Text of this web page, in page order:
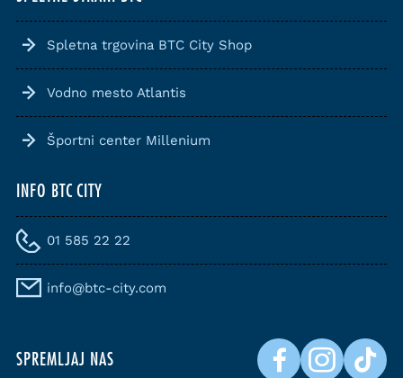
Spletna trgovina BTC City Shop
Vodno mesto Atlantis
Športni center Millenium
INFO BTC CITY
01 585 22 22
info@btc-city.com
SPREMLJAJ NAS